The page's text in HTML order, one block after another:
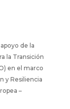
de la
la Transición
en el marco
y Resiliencia
–